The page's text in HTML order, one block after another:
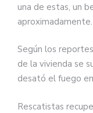
una de estas, un
aproximadamente.
Según los
de la vivienda se
desató el fuego
Rescatistas